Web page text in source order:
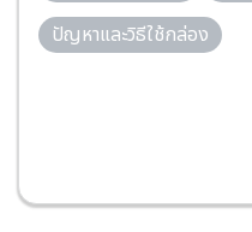
ปัญหาและวิธีใช้กล่อง